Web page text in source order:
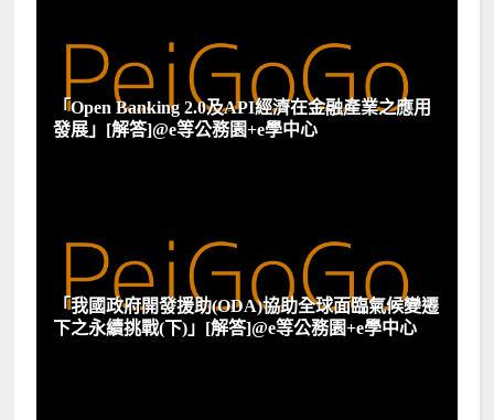
「Open Banking 2.0及API經濟在金融產業之應用
發展」[解答]@e等公務園+e學中心
「我國政府開發援助(ODA)協助全球面臨氣候變遷
下之永續挑戰(下)」[解答]@e等公務園+e學中心